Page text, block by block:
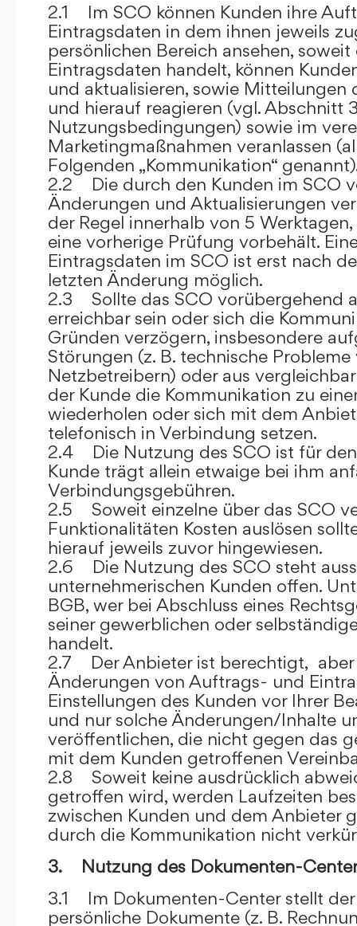
2.1 Im SCO können Kunden ihre
Eintragsdaten in dem ihnen jeweils
persönlichen Bereich ansehen,
Eintragsdaten handelt, können
und aktualisieren, sowie Mitteilungen
und hierauf reagieren (vgl. Abschnitt
Nutzungsbedingungen) sowie im
Marketingmaßnahmen veranlassen
Folgenden „Kommunikation“
2.2 Die durch den Kunden im SCO
Änderungen und Aktualisierungen
der Regel innerhalb von 5
eine vorherige Prüfung vorbehält.
Eintragsdaten im SCO ist erst nach
letzten Änderung möglich.
2.3 Sollte das SCO vorübergehend
erreichbar sein oder sich die
Gründen verzögern, insbesondere
Störungen (z. B. technische
Netzbetreibern) oder aus
der Kunde die Kommunikation zu
wiederholen oder sich mit dem
telefonisch in Verbindung setzen.
2.4 Die Nutzung des SCO ist für den
Kunde trägt allein etwaige bei ihm
Verbindungsgebühren.
2.5 Soweit einzelne über das SCO
Funktionalitäten Kosten auslösen
hierauf jeweils zuvor hingewiesen.
2.6 Die Nutzung des SCO steht
unternehmerischen Kunden offen.
BGB, wer bei Abschluss eines
seiner gewerblichen oder
handelt.
2.7 Der Anbieter ist berechtigt,
Änderungen von Auftrags- und
Einstellungen des Kunden vor Ihrer
und nur solche Änderungen/Inhalte
veröffentlichen, die nicht gegen das
mit dem Kunden getroffenen
2.8 Soweit keine ausdrücklich
getroffen wird, werden Laufzeiten
zwischen Kunden und dem Anbieter
durch die Kommunikation nicht
3. Nutzung des Dokumenten-
3.1 Im Dokumenten-Center stellt
persönliche Dokumente (z. B.